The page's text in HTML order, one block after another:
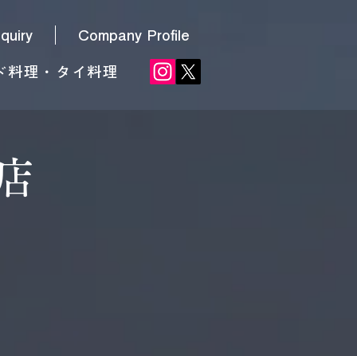
Company Profile
料理・タイ料理